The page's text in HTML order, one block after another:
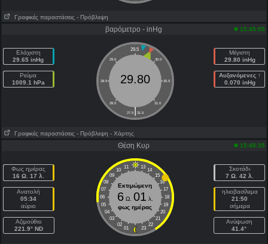
Γραφικές παραστάσεις - Πρόβλεψη
βαρόμετρο - inHg 15:45:05
Ελάχιστη
29.65 inHg
Ρεύμα
1009.1 hPa
29.5
29.0 30.0
28.5 30.5
28.0 31.0
|
27.5 31.5
29.80
Μέγιστη
29.80 inHg
Αυξανόμενες ↑
0.070 inHg
Γραφικές παραστάσεις - Πρόβλεψη - Χάρτης
Θέση Κυρ 15:48:35
Φως ημέρας
16 Ω. 17 λ.
Ανατολή
05:34
αύριο
Aζιμούθιο
221.9° ND
11 13
10
14
09
15
08
16
07
17
06
18
05
19
04
20
03
21
02
22
01 23
Εκτιμώμενη
6Ω. 01 λ.
φως ημέρας
Σκοτάδι
7 Ω. 42 λ.
ηλιοβασίλεμα
21:50
σήμερα
Ανύψωση
41.4°